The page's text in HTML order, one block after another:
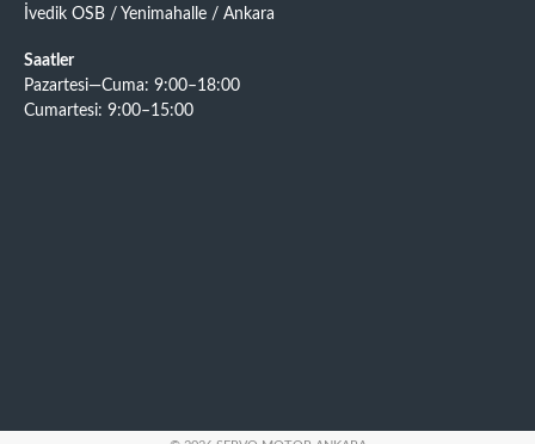
İvedik OSB / Yenimahalle / Ankara
Saatler
Pazartesi—Cuma: 9:00–18:00
Cumartesi: 9:00–15:00